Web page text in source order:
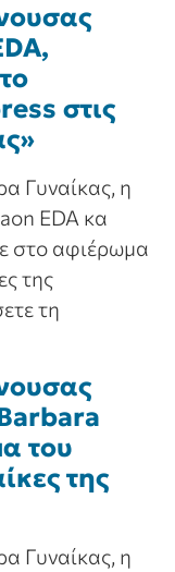
στις
Γυναίκας, η
EDA κα
στο αφιέρωμα
της
τη
του
της
Γυναίκας, η